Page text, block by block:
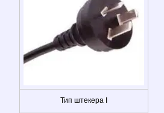
Тип штекера I